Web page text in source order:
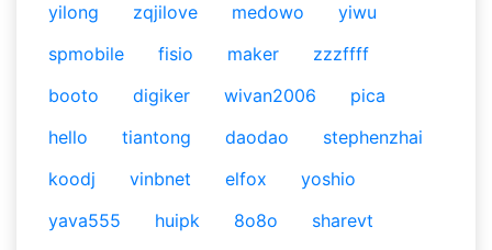
yilong
zqjilove medowo
yiwu
spmobile
fisio maker
zzzffff
booto
digiker wivan2006
pica
hello
tiantong daodao
stephenzhai
koodj
vinbnet elfox
yoshio
yava555
huipk 8o8o
sharevt